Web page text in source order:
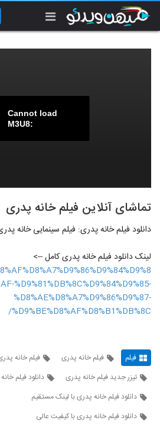
Cannot load
M3U8:
تماشای آنلاین فیلم خانه پدری
دانلود فیلم خانه پدری: فیلم سینمایی خانه
لینک دانلود فیلم خانه پدری کامل -->
%D9%81%DB%8C%D9%84%D9%85-
%D8%AE%D8%A7%D9%86%D9%87-
%D9%BE%D8%AF%D8%B1%DB%8C/
فیلم فیلم خانه پدری
فیلم خانه
تیزر جدید فیلم خانه پدری
دانلود فیلم
دانلود فیلم خانه پدری با لینک مستقیم
دانلود فیلم خانه پدری با کیفیت عالی